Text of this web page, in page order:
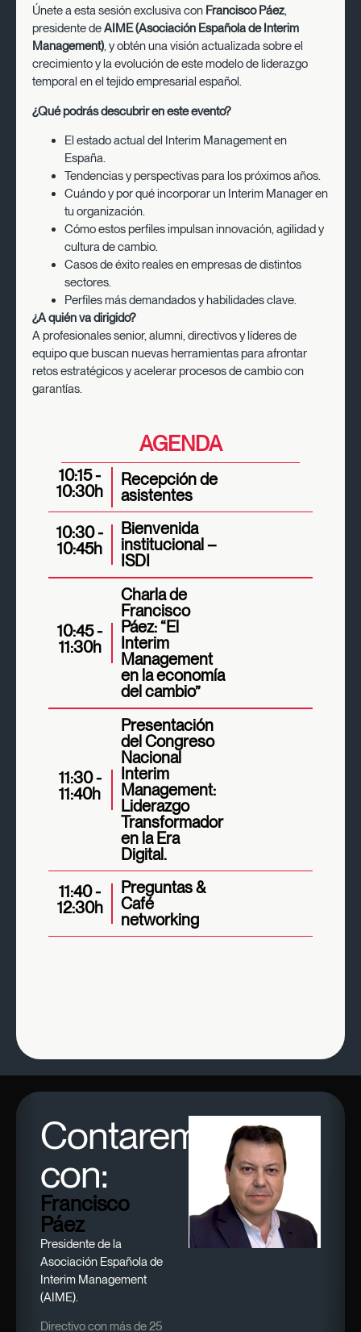
Únete a esta sesión exclusiva con Francisco Páez,
presidente deAIME (Asociación Española de Interim
Management), y obtén una visión actualizada sobre el
crecimiento y la evolución de este modelo de liderazgo
temporal en el tejido empresarial español.
¿Qué podrás descubrir en este evento?
El estado actual del Interim Management en
España.
Tendencias y perspectivas para los próximos años.
Cuándo y por qué incorporar un Interim Manager en
tu organización.
Cómo estos perfiles impulsan innovación, agilidad y
cultura de cambio.
Casos de éxito reales en empresas de distintos
sectores.
Perfiles más demandados y habilidades clave.
¿A quién va dirigido?
A profesionales senior, alumni, directivos y líderes de
equipo que buscan nuevas herramientas para afrontar
retos estratégicos y acelerar procesos de cambio con
garantías.
AGENDA
10:15 -
10:30h
Recepción de
asistentes
10:30 -
10:45h
Bienvenida
institucional –
ISDI
10:45 -
11:30h
Charla de
Francisco
Páez: “El
Interim
Management
en la economía
del cambio”
11:30 -
11:40h
Presentación
del Congreso
Nacional
Interim
Management:
Liderazgo
Transformador
en la Era
Digital.
11:40 -
12:30h
Preguntas &
Café
networking
Contaremos
con:
Francisco
Páez
Presidente de la
Asociación Española de
Interim Management
(AIME).
Directivo con más de 25